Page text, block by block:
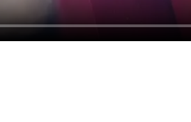
Click to unmute